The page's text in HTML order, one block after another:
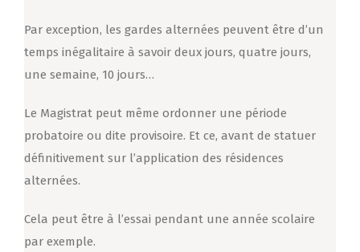
Par exception, les gardes alternées peuvent être d’un
temps inégalitaire à savoir deux jours, quatre jours,
une semaine, 10 jours…
Le Magistrat peut même ordonner une période
probatoire ou dite provisoire. Et ce, avant de statuer
définitivement sur l’application des résidences
alternées.
Cela peut être à l’essai pendant une année scolaire
par exemple.